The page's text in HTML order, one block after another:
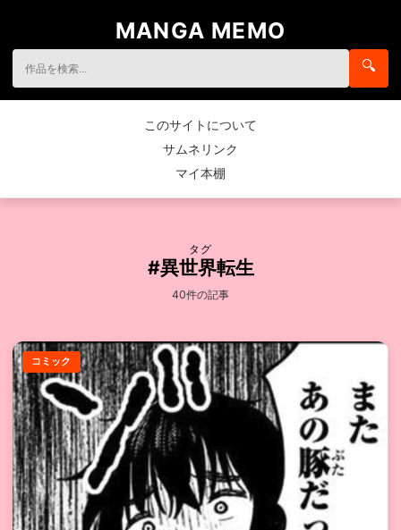
MANGA MEMO
🔍
このサイトについて
サムネリンク
マイ本棚
タグ
#異世界転生
40件の記事
コミック